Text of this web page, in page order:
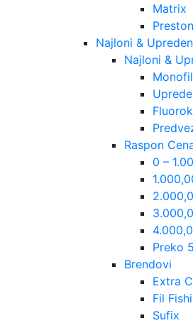
Matrix
Preston
Najloni &
Najloni &
Raspon
0 –
Preko
Brendovi
Extra
Fil
Sufix